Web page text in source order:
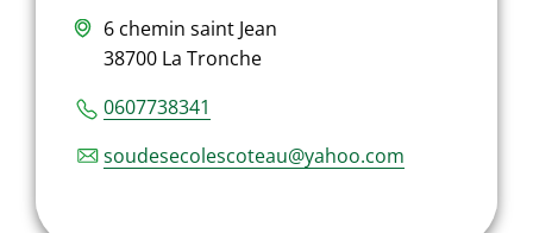
6 chemin saint Jean
38700 La Tronche
0607738341
soudesecolescoteau@yahoo.com